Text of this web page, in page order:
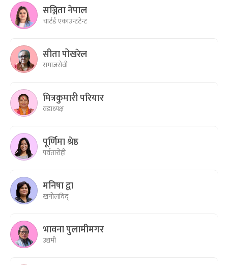
सञ्जिता नेपाल
चार्टर्ड एकाउन्टटेन्ट
सीता पोखरेल
समाजसेवी
मित्रकुमारी परियार
वडाध्यक्ष
पूर्णिमा श्रेष्ठ
पर्वतारोही
मनिषा द्वा
खगोलविद्
भावना पुलामीमगर
उद्यमी